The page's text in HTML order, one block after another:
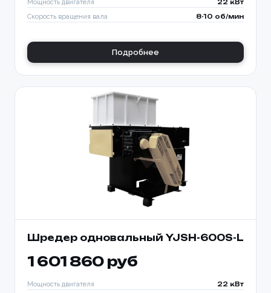
Мощность двигателя 22 кВт
Скорость вращения вала 8-10 об/мин
Подробнее
Шредер одновальный YJSH-600S-L
1 601 860 руб
Мощность двигателя 22 кВт